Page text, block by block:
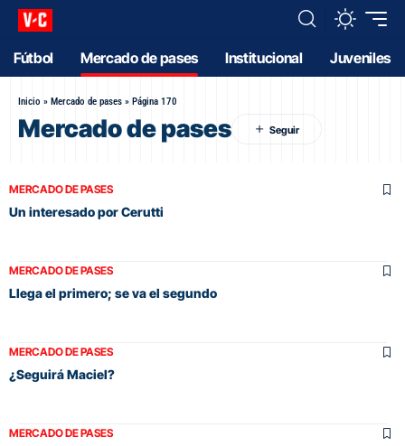
Fútbol Mercado de pases Institucional Juveniles
Inicio » Mercado de pases » Página 170
Mercado de pases
MERCADO DE PASES
Un interesado por Cerutti
MERCADO DE PASES
Llega el primero; se va el segundo
MERCADO DE PASES
¿Seguirá Maciel?
MERCADO DE PASES